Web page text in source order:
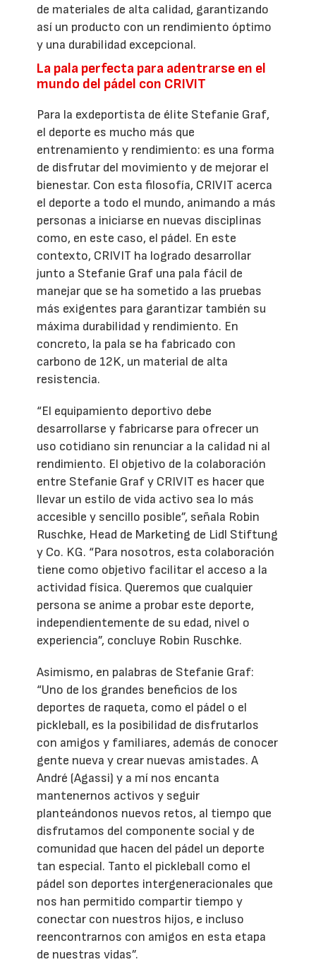
de materiales de alta calidad, garantizando
así un producto con un rendimiento óptimo
y una durabilidad excepcional.
La pala perfecta para adentrarse en el
mundo del pádel con CRIVIT
Para la exdeportista de élite Stefanie Graf,
el deporte es mucho más que
entrenamiento y rendimiento: es una forma
de disfrutar del movimiento y de mejorar el
bienestar. Con esta filosofía, CRIVIT acerca
el deporte a todo el mundo, animando a más
personas a iniciarse en nuevas disciplinas
como, en este caso, el pádel. En este
contexto, CRIVIT ha logrado desarrollar
junto a Stefanie Graf una pala fácil de
manejar que se ha sometido a las pruebas
más exigentes para garantizar también su
máxima durabilidad y rendimiento. En
concreto, la pala se ha fabricado con
carbono de 12K, un material de alta
resistencia.
“El equipamiento deportivo debe
desarrollarse y fabricarse para ofrecer un
uso cotidiano sin renunciar a la calidad ni al
rendimiento. El objetivo de la colaboración
entre Stefanie Graf y CRIVIT es hacer que
llevar un estilo de vida activo sea lo más
accesible y sencillo posible”, señala Robin
Ruschke, Head de Marketing de Lidl Stiftung
y Co. KG. “Para nosotros, esta colaboración
tiene como objetivo facilitar el acceso a la
actividad física. Queremos que cualquier
persona se anime a probar este deporte,
independientemente de su edad, nivel o
experiencia”, concluye Robin Ruschke.
Asimismo, en palabras de Stefanie Graf:
“Uno de los grandes beneficios de los
deportes de raqueta, como el pádel o el
pickleball, es la posibilidad de disfrutarlos
con amigos y familiares, además de conocer
gente nueva y crear nuevas amistades. A
André (Agassi) y a mí nos encanta
mantenernos activos y seguir
planteándonos nuevos retos, al tiempo que
disfrutamos del componente social y de
comunidad que hacen del pádel un deporte
tan especial. Tanto el pickleball como el
pádel son deportes intergeneracionales que
nos han permitido compartir tiempo y
conectar con nuestros hijos, e incluso
reencontrarnos con amigos en esta etapa
de nuestras vidas”.